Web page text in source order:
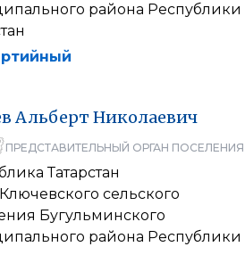
района Республики
Альберт Николаевич
ПРЕДСТАВИТЕЛЬНЫЙ ОРГАН ПОСЕЛЕНИЯ
Татарстан
сельского
Бугульминского
района Республики